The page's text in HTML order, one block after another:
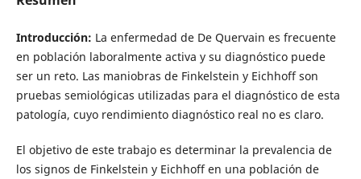
Introducción: La enfermedad de De Quervain es frecuente
en población laboralmente activa y su diagnóstico puede
ser un reto. Las maniobras de Finkelstein y Eichhoff son
pruebas semiológicas utilizadas para el diagnóstico de esta
patología, cuyo rendimiento diagnóstico real no es claro.
El objetivo de este trabajo es determinar la prevalencia de
los signos de Finkelstein y Eichhoff en una población de